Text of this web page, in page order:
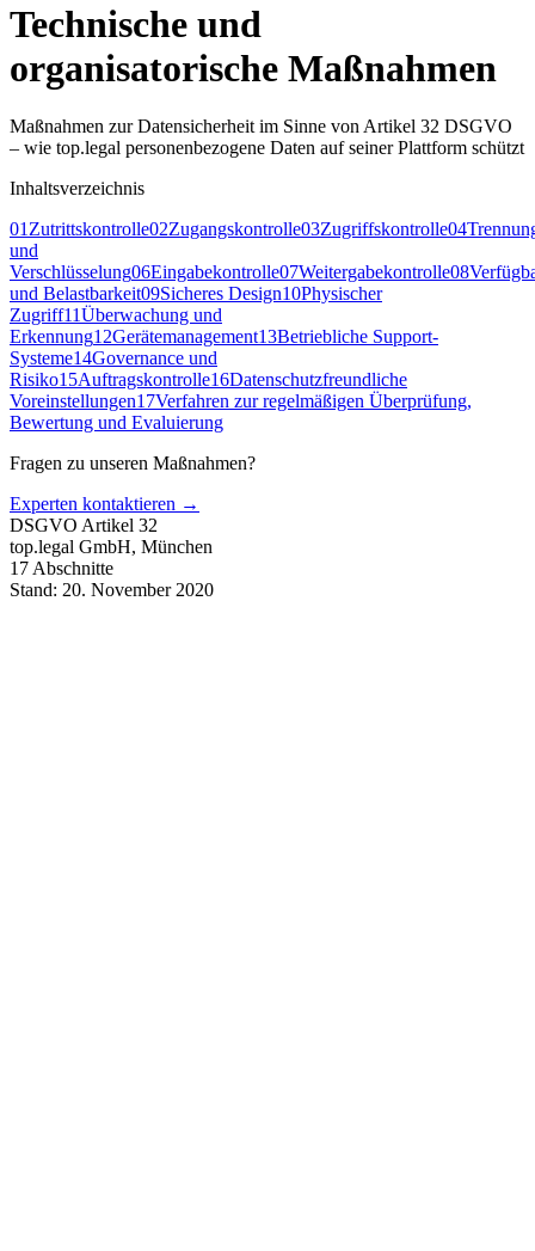
Technische und
organisatorische Maßnahmen
Maßnahmen zur Datensicherheit im Sinne von Artikel 32 DSGVO
– wie top.legal personenbezogene Daten auf seiner Plattform schützt
Inhaltsverzeichnis
01 Zutrittskontrolle02Zugangskontrolle03Zugriffskontrolle04
und
Verschlüsselung06Eingabekontrolle07Weitergabekontrolle08
und Belastbarkeit09Sicheres Design10Physischer
Zugriff11Überwachung und
Erkennung12Gerätemanagement13Betriebliche Support-
Systeme14Governance und
Risiko15Auftragskontrolle16Datenschutzfreundliche
Voreinstellungen17Verfahren zur regelmäßigen Überprüfung,
Bewertung und Evaluierung
Fragen zu unseren Maßnahmen?
Experten kontaktieren →
DSGVO Artikel 32
top.legal GmbH, München
17 Abschnitte
Stand: 20. November 2020